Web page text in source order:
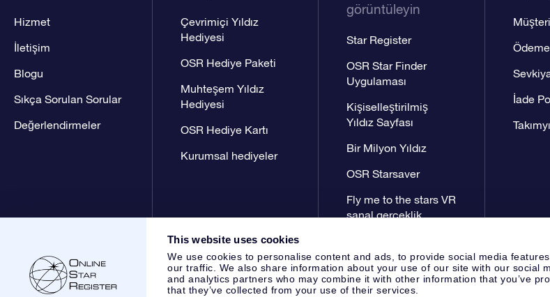
This website uses cookies
We use cookies to personalise content and ads, to provide social media
our traffic. We also share information about your use of our site with our social
and analytics partners who may combine it with other information that you’ve
that they’ve collected from your use of their services.
Hizmet
İletişim
Blogu
Sıkça Sorulan Sorular
Değerlendirmeler
Çevrimiçi Yıldız
Hediyesi
OSR Hediye Paketi
Muhteşem Yıldız
Hediyesi
OSR Hediye Kartı
Kurumsal hediyeler
görüntüleyin
Star Register
OSR Star Finder
Uygulaması
Kişiselleştirilmiş
Yıldız Sayfası
Bir Milyon Yıldız
OSR Starsaver
Fly me to the stars VR
sanal gerçeklik
İade